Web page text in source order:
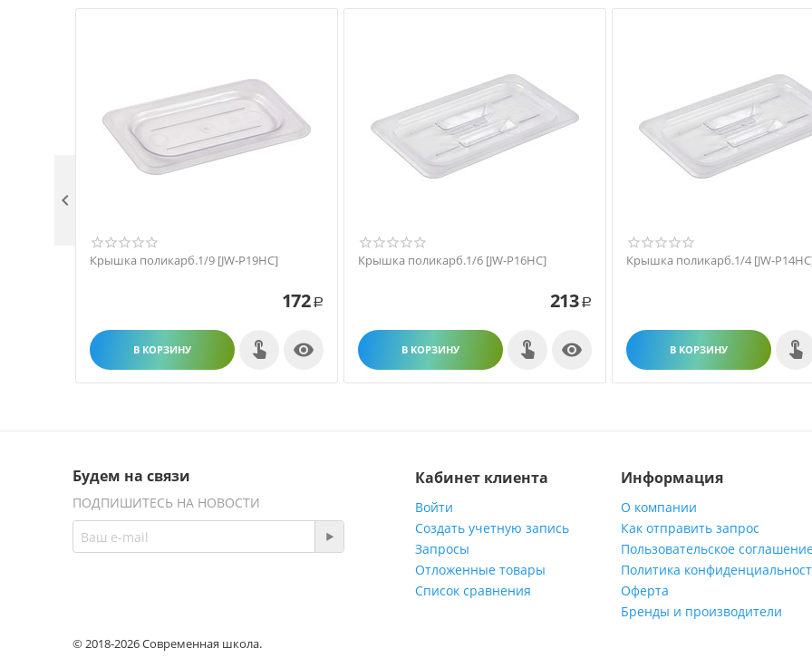
Крышка поликарб.1/9 [JW-P19HC]
172 Р
В КОРЗИНУ 
Крышка поликарб.1/6 [JW-P16HC]
213 Р
В КОРЗИНУ 
Крышка поликарб.1/4 [JW-
В КОРЗИНУ

Будем на связи
ПОДПИШИТЕСЬ НА НОВОСТИ
Кабинет клиента
Войти
Создать учетную запись
Запросы
Отложенные товары
Список сравнения
Информация
О компании
Как отправить запрос
Пользовательское
Политика
Оферта
Бренды и производители
© 2018-2026 Современная школа.